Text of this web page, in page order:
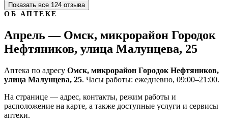
Показать все 124 отзыва
ОБ АПТЕКЕ
Апрель — Омск, микрорайон Городок
Нефтяников, улица Малунцева, 25
Аптека по адресу Омск, микрорайон Городок Нефтяников,
улица Малунцева, 25. Часы работы: ежедневно, 09:00–21:00.
На странице — адрес, контакты, режим работы и
расположение на карте, а также доступные услуги и сервисы
аптеки.